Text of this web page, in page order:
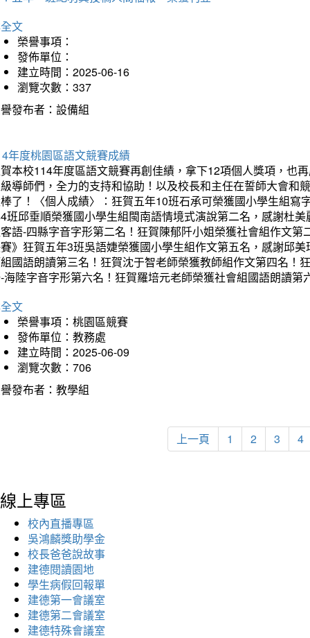
文
榮譽事項：
發佈單位：
建立時間：2025-06-16
瀏覽次數：337
發布者：設備組
年度桃園區語文競賽成績
本校114年度區語文競賽再創佳績，拿下12項個人獎項，也
導師們，全力的支持和協助！以及校長和主任在誓師大會和
了！〈個人成績〉：狂賀五年10班石承可榮獲國小學生組
班邱垂順榮獲國小學生組閩南語情境式演說第二名，感謝杜
語-四縣字音字形第二名！狂賀陳郁阡小姐榮獲社會組作文
》狂賀五年3班吳語婕榮獲國小學生組作文第五名，感謝邱
國語朗讀第三名！狂賀沈于智老師榮獲教師組作文第四名！
海陸字音字形第六名！狂賀羅培元老師榮獲社會組國語朗讀
文
榮譽事項：桃園區競賽
發佈單位：教務處
建立時間：2025-06-09
瀏覽次數：706
發布者：教學組
上一頁 1 2 3 4
線上專區
校內直播專區
吳鴻麟獎助學金
校長爸爸說故事
建德閱讀園地
學生病假回報單
建德第一會議室
建德第二會議室
建德特殊會議室